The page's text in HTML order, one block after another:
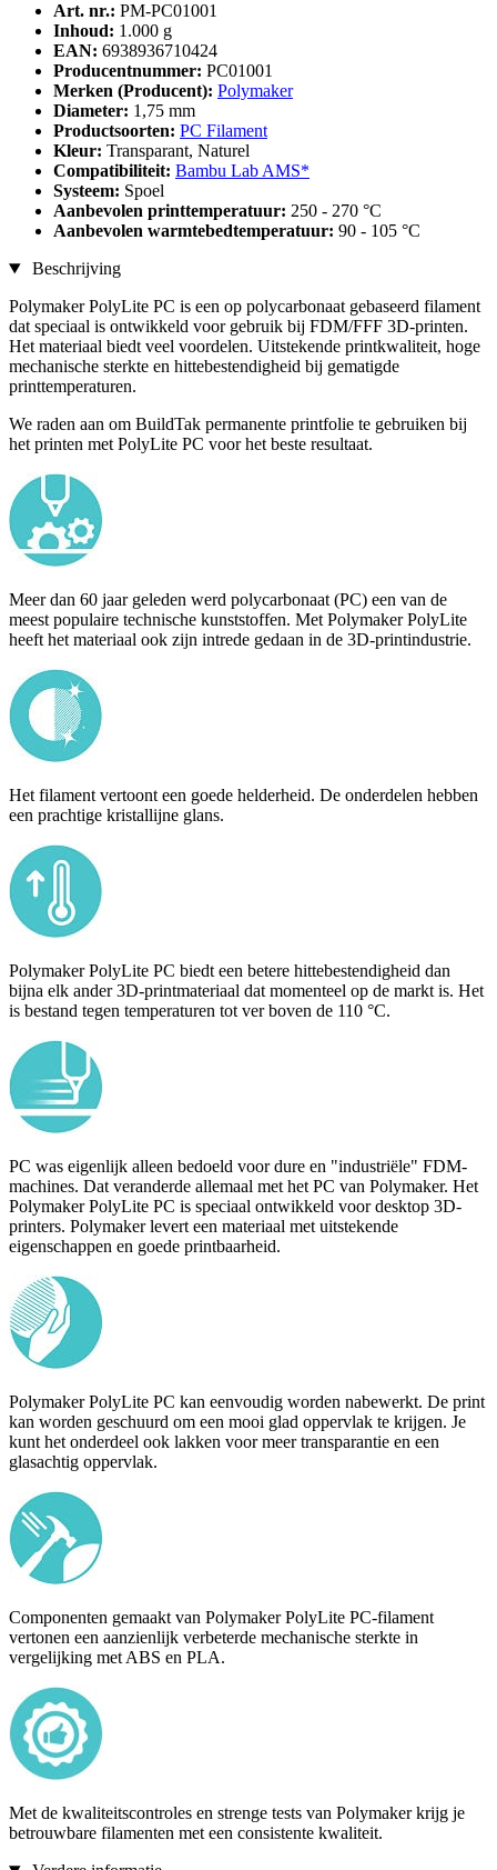
Art. nr.: PM-PC01001
Inhoud: 1.000 g
EAN: 6938936710424
Producentnummer: PC01001
Merken (Producent): Polymaker
Diameter: 1,75 mm
Productsoorten: PC Filament
Kleur: Transparant, Naturel
Compatibiliteit: Bambu Lab AMS*
Systeem: Spoel
Aanbevolen printtemperatuur: 250 - 270 °C
Aanbevolen warmtebedtemperatuur: 90 - 105 °C
Beschrijving
Polymaker PolyLite PC is een op polycarbonaat gebaseerd filament
dat speciaal is ontwikkeld voor gebruik bij FDM/FFF 3D-printen.
Het materiaal biedt veel voordelen. Uitstekende printkwaliteit, hoge
mechanische sterkte en hittebestendigheid bij gematigde
printtemperaturen.
We raden aan om BuildTak permanente printfolie te gebruiken bij
het printen met PolyLite PC voor het beste resultaat.
Meer dan 60 jaar geleden werd polycarbonaat (PC) een van de
meest populaire technische kunststoffen. Met Polymaker PolyLite
heeft het materiaal ook zijn intrede gedaan in de 3D-printindustrie.
Het filament vertoont een goede helderheid. De onderdelen hebben
een prachtige kristallijne glans.
Polymaker PolyLite PC biedt een betere hittebestendigheid dan
bijna elk ander 3D-printmateriaal dat momenteel op de markt is. Het
is bestand tegen temperaturen tot ver boven de 110 °C.
PC was eigenlijk alleen bedoeld voor dure en "industriële" FDM-
machines. Dat veranderde allemaal met het PC van Polymaker. Het
Polymaker PolyLite PC is speciaal ontwikkeld voor desktop 3D-
printers. Polymaker levert een materiaal met uitstekende
eigenschappen en goede printbaarheid.
Polymaker PolyLite PC kan eenvoudig worden nabewerkt. De print
kan worden geschuurd om een mooi glad oppervlak te krijgen. Je
kunt het onderdeel ook lakken voor meer transparantie en een
glasachtig oppervlak.
Componenten gemaakt van Polymaker PolyLite PC-filament
vertonen een aanzienlijk verbeterde mechanische sterkte in
vergelijking met ABS en PLA.
Met de kwaliteitscontroles en strenge tests van Polymaker krijg je
betrouwbare filamenten met een consistente kwaliteit.